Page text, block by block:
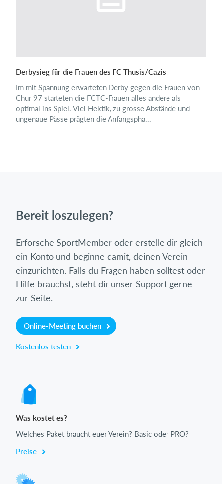
Derbysieg für die Frauen des FC Thusis/Cazis!
Im mit Spannung erwarteten Derby gegen die Frauen von
Chur 97 starteten die FCTC-Frauen alles andere als
optimal ins Spiel. Viel Hektik, zu grosse Abstände und
ungenaue Pässe prägten die Anfangspha...
Bereit loszulegen?
Erforsche SportMember oder erstelle dir gleich
ein Konto und beginne damit, deinen Verein
einzurichten. Falls du Fragen haben solltest oder
Hilfe brauchst, steht dir unser Support gerne
zur Seite.
Online-Meeting buchen
Kostenlos testen
Was kostet es?
Welches Paket braucht euer Verein? Basic oder PRO?
Preise